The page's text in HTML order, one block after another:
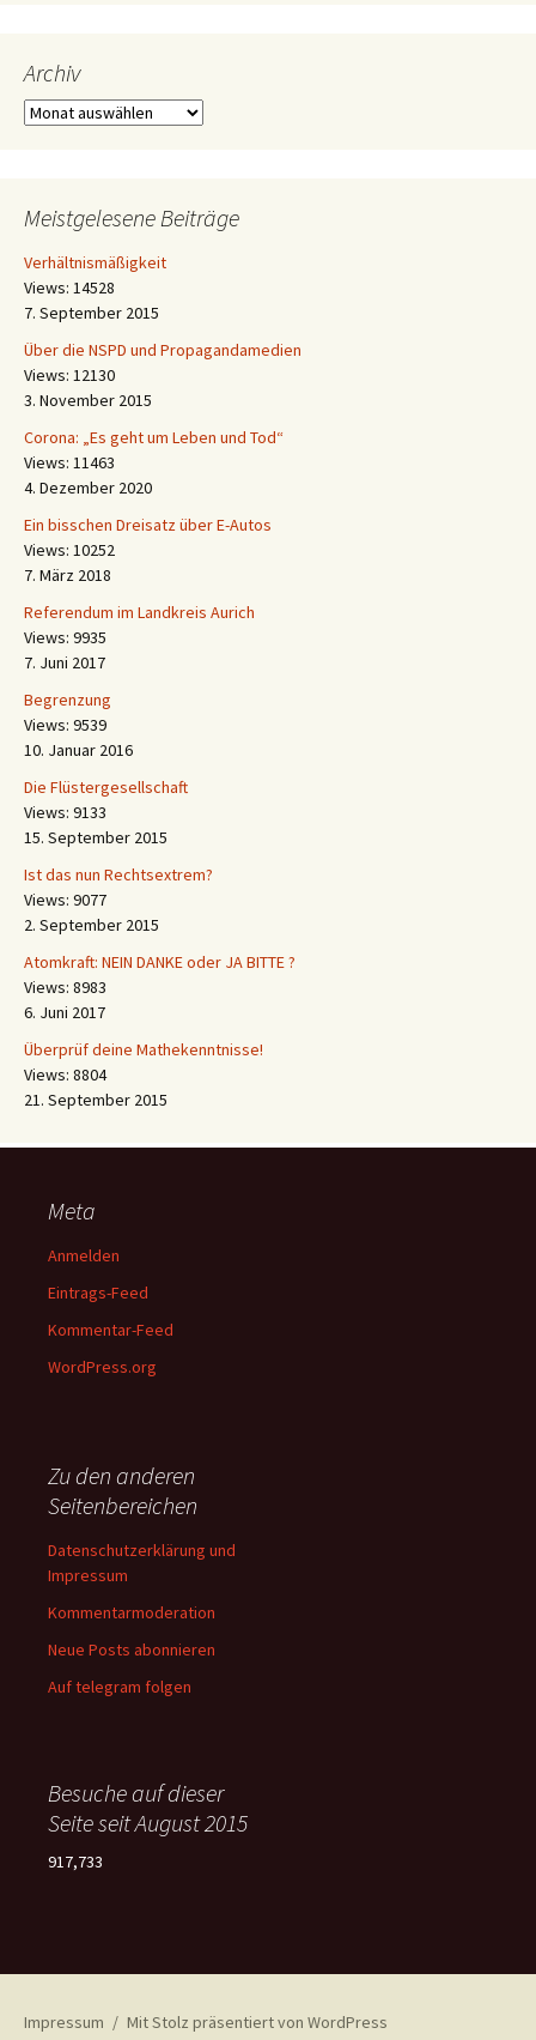
Archiv
Archiv
Meistgelesene Beiträge
Verhältnismäßigkeit
Views: 14528
7. September 2015
Über die NSPD und Propagandamedien
Views: 12130
3. November 2015
Corona: „Es geht um Leben und Tod“
Views: 11463
4. Dezember 2020
Ein bisschen Dreisatz über E-Autos
Views: 10252
7. März 2018
Referendum im Landkreis Aurich
Views: 9935
7. Juni 2017
Begrenzung
Views: 9539
10. Januar 2016
Die Flüstergesellschaft
Views: 9133
15. September 2015
Ist das nun Rechtsextrem?
Views: 9077
2. September 2015
Atomkraft: NEIN DANKE oder JA BITTE ?
Views: 8983
6. Juni 2017
Überprüf deine Mathekenntnisse!
Views: 8804
21. September 2015
Meta
Anmelden
Eintrags-Feed
Kommentar-Feed
WordPress.org
Zu den anderen
Seitenbereichen
Datenschutzerklärung und
Impressum
Kommentarmoderation
Neue Posts abonnieren
Auf telegram folgen
Besuche auf dieser
Seite seit August 2015
917,733
Impressum Mit Stolz präsentiert von WordPress